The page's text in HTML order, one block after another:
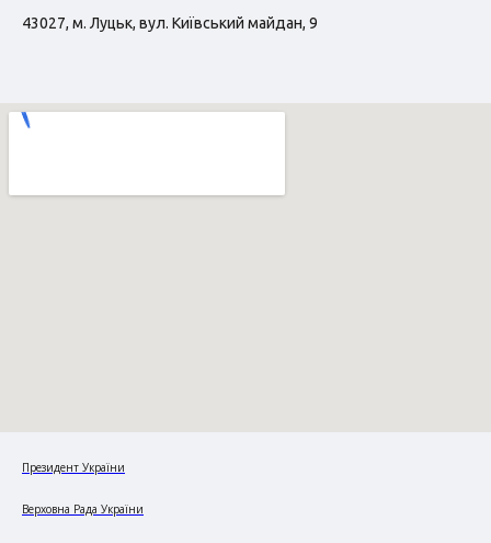
43027, м. Луцьк, вул. Київський майдан, 9
Президент України
Верховна Рада України